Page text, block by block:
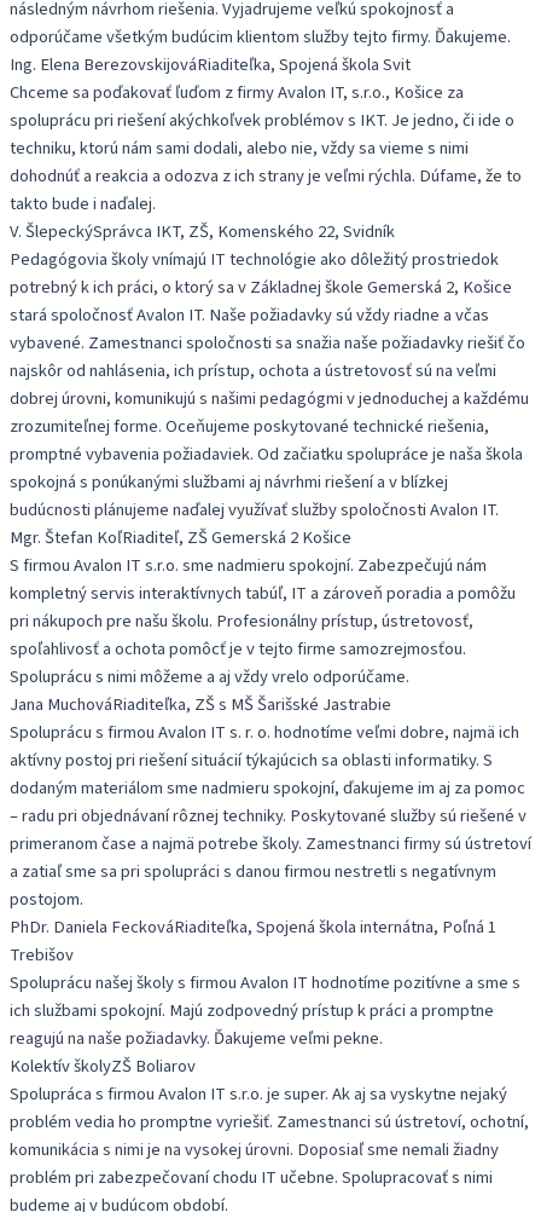
následným návrhom riešenia. Vyjadrujeme veľkú spokojnosť a
odporúčame všetkým budúcim klientom služby tejto firmy. Ďakujeme.
Ing. Elena BerezovskijováRiaditeľka, Spojená škola Svit
Chceme sa poďakovať ľuďom z firmy Avalon IT, s.r.o., Košice za
spoluprácu pri riešení akýchkoľvek problémov s IKT. Je jedno, či ide o
techniku, ktorú nám sami dodali, alebo nie, vždy sa vieme s nimi
dohodnúť a reakcia a odozva z ich strany je veľmi rýchla. Dúfame, že to
takto bude i naďalej.
V. ŠlepeckýSprávca IKT, ZŠ, Komenského 22, Svidník
Pedagógovia školy vnímajú IT technológie ako dôležitý prostriedok
potrebný k ich práci, o ktorý sa v Základnej škole Gemerská 2, Košice
stará spoločnosť Avalon IT. Naše požiadavky sú vždy riadne a včas
vybavené. Zamestnanci spoločnosti sa snažia naše požiadavky riešiť čo
najskôr od nahlásenia, ich prístup, ochota a ústretovosť sú na veľmi
dobrej úrovni, komunikujú s našimi pedagógmi v jednoduchej a každému
zrozumiteľnej forme. Oceňujeme poskytované technické riešenia,
promptné vybavenia požiadaviek. Od začiatku spolupráce je naša škola
spokojná s ponúkanými službami aj návrhmi riešení a v blízkej
budúcnosti plánujeme naďalej využívať služby spoločnosti Avalon IT.
Mgr. Štefan KoľRiaditeľ, ZŠ Gemerská 2 Košice
S firmou Avalon IT s.r.o. sme nadmieru spokojní. Zabezpečujú nám
kompletný servis interaktívnych tabúľ, IT a zároveň poradia a pomôžu
pri nákupoch pre našu školu. Profesionálny prístup, ústretovosť,
spoľahlivosť a ochota pomôcť je v tejto firme samozrejmosťou.
Spoluprácu s nimi môžeme a aj vždy vrelo odporúčame.
Jana MuchováRiaditeľka, ZŠ s MŠ Šarišské Jastrabie
Spoluprácu s firmou Avalon IT s. r. o. hodnotíme veľmi dobre, najmä ich
aktívny postoj pri riešení situácií týkajúcich sa oblasti informatiky. S
dodaným materiálom sme nadmieru spokojní, ďakujeme im aj za pomoc
– radu pri objednávaní rôznej techniky. Poskytované služby sú riešené v
primeranom čase a najmä potrebe školy. Zamestnanci firmy sú ústretoví
a zatiaľ sme sa pri spolupráci s danou firmou nestretli s negatívnym
postojom.
PhDr. Daniela FeckováRiaditeľka, Spojená škola internátna, Poľná 1
Trebišov
Spoluprácu našej školy s firmou Avalon IT hodnotíme pozitívne a sme s
ich službami spokojní. Majú zodpovedný prístup k práci a promptne
reagujú na naše požiadavky. Ďakujeme veľmi pekne.
Kolektív školyZŠ Boliarov
Spolupráca s firmou Avalon IT s.r.o. je super. Ak aj sa vyskytne nejaký
problém vedia ho promptne vyriešiť. Zamestnanci sú ústretoví, ochotní,
komunikácia s nimi je na vysokej úrovni. Doposiaľ sme nemali žiadny
problém pri zabezpečovaní chodu IT učebne. Spolupracovať s nimi
budeme aj v budúcom období.